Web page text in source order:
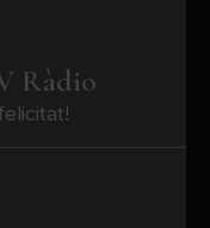
Ràdio